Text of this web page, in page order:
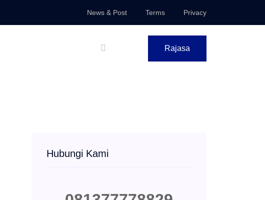
News & Post Terms Privacy
Rajasa
Hubungi Kami